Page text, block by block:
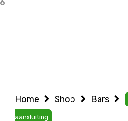
6
Home Shop Bars
aansluiting